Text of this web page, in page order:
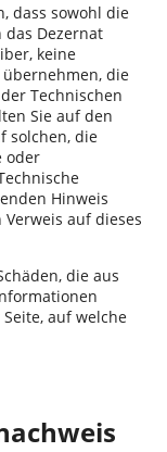
dass sowohl die
das Dezernat
keine
die
Technischen
Sie auf den
solchen, die
oder
Hinweis
auf dieses
die aus
auf welche